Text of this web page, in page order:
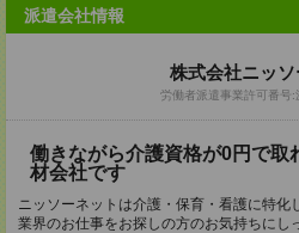
派遣会社情報
株式会社ニッソ
労働者派遣事業許可番号
働きながら介護資格が0円で
材会社です
ニッソーネットは介護・保育・看護に特化
業界のお仕事をお探しの方のお気持ちにし